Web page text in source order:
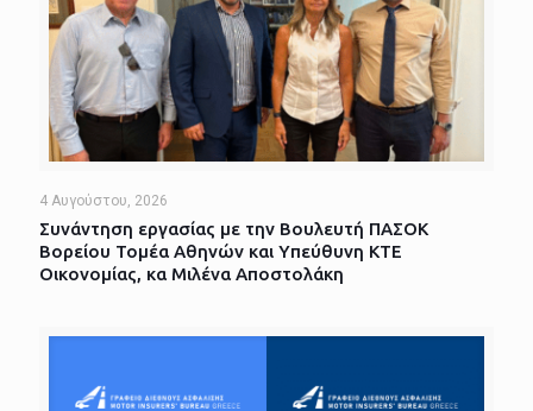
4 Αυγούστου, 2026
Συνάντηση εργασίας με την Βουλευτή ΠΑΣΟΚ
Βορείου Τομέα Αθηνών και Υπεύθυνη ΚΤΕ
Οικονομίας, κα Μιλένα Αποστολάκη